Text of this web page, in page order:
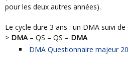
pour les deux autres années).
Le cycle dure 3 ans : un DMA suivi de deux « QS-SPORT »-
> DMA– QS – QS – DMA
DMA Questionnaire majeur